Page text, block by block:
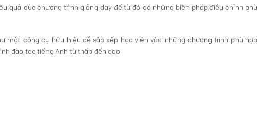
quả của chương trình giảng dạy để từ đó có những biện pháp điều chỉnh phù
một công cụ hữu hiệu để sắp xếp học viên vào những chương trình phù hợp
đào tạo tiếng Anh từ thấp đến cao